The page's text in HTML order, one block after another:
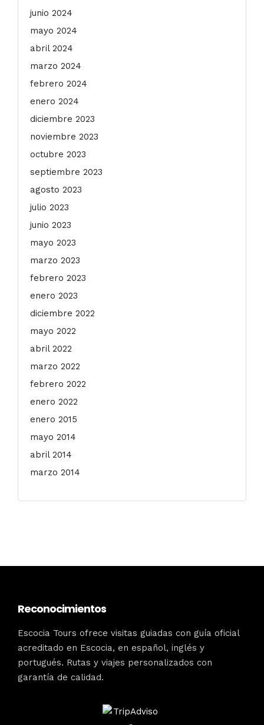
junio 2024
mayo 2024
abril 2024
marzo 2024
febrero 2024
enero 2024
diciembre 2023
noviembre 2023
octubre 2023
septiembre 2023
agosto 2023
julio 2023
junio 2023
mayo 2023
marzo 2023
febrero 2023
enero 2023
diciembre 2022
mayo 2022
abril 2022
marzo 2022
febrero 2022
enero 2022
enero 2015
mayo 2014
abril 2014
marzo 2014
Reconocimientos
Escocia Tours ofrece visitas guiadas con guía oficial
acreditado en Escocia, en español, inglés y
portugués. Rutas y viajes personalizados con
garantía de calidad.